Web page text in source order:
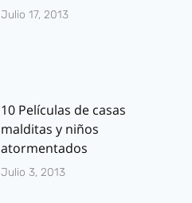
Julio 17, 2013
10 Películas de casas
malditas y niños
atormentados
Julio 3, 2013